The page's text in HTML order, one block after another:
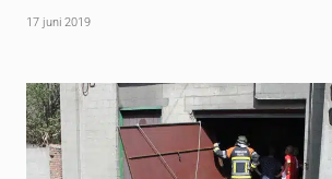
17 juni 2019